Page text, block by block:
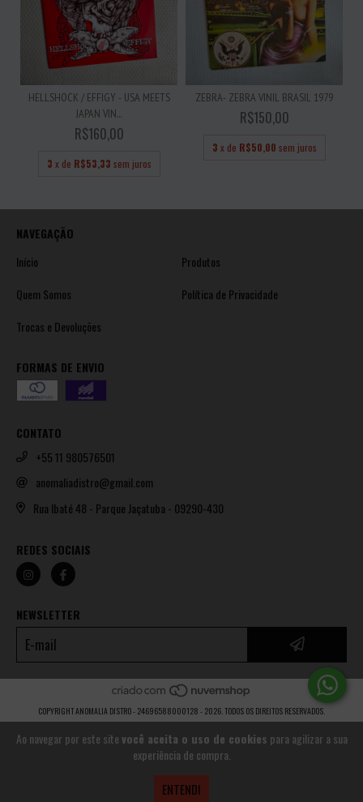
Ao navegar por este sitevocê aceita o uso de cookies para agilizar a sua
experiência de compra.
ENTENDI
HELLSHOCK / EFFIGY - USA MEETS
JAPAN VIN...
R$160,00
3 x de R$53,33 sem juros
ZEBRA- ZEBRA VINIL BRASIL 1979
R$150,00
3 x de R$50,00 sem juros
NAVEGAÇÃO
Início
Produtos
Quem Somos
Política de Privacidade
Trocas e Devoluções
FORMAS DE ENVIO
CONTATO
+55 11 980576501
anomaliadistro@gmail.com
Rua Ibaté 48 - Parque Jaçatuba - 09290-430
REDES SOCIAIS
NEWSLETTER
COPYRIGHT ANOMALIA DISTRO - 24696588000128 - 2026. TODOS OS DIREITOS RESERVADOS.